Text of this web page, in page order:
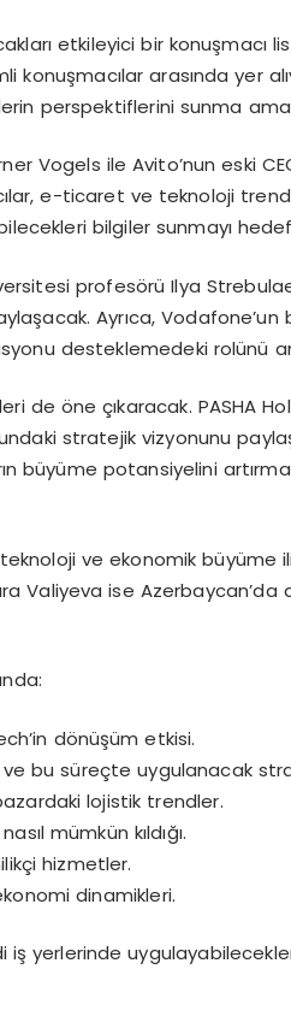
etkileyici bir konuşmacı
arasında yer
perspektiflerini sunma
Vogels ile Avito’nun eski
e-ticaret ve teknoloji
bilgiler sunmayı
profesörü Ilya
Ayrıca, Vodafone’un
desteklemedeki rolünü
de öne çıkaracak. PASHA
stratejik vizyonunu
büyüme potansiyelini
ve ekonomik büyüme
Valiyeva ise Azerbaycan’da
dönüşüm etkisi.
ve bu süreçte uygulanacak
lojistik trendler.
mümkün kıldığı.
hizmetler.
dinamikleri.
iş yerlerinde